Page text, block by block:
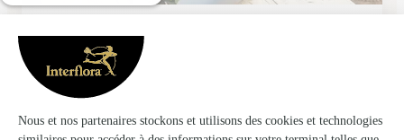
A Fleur de Rue
RUE
★★
4.5 (115)
50, rue Porte de Becray
Voir la boutique